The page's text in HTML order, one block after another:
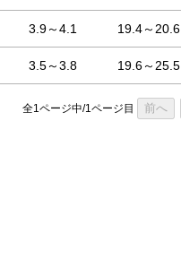
3.9～4.1 19.4～20.6
3.5～3.8 19.6～25.5
全1ページ中/1ページ目 前へ